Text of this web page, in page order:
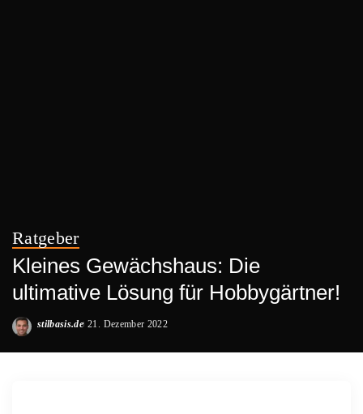
Ratgeber
Kleines Gewächshaus: Die
ultimative Lösung für Hobbygärtner!
Posted
stilbasis.de 21. Dezember 2022